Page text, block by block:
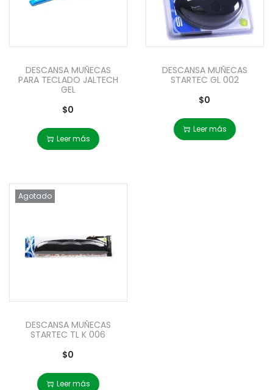
DESCANSA MUÑECAS
PARA TECLADO JALTECH
GEL
$0
Leer más
DESCANSA MUÑECAS
STARTEC GL 002
$0
Leer más
Agotado
DESCANSA MUÑECAS
STARTEC TL K 006
$0
Leer más